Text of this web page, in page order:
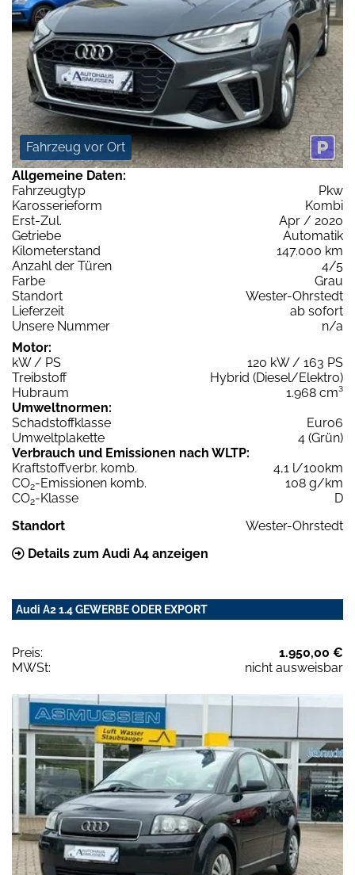
Fahrzeug vor Ort
Allgemeine Daten:
Fahrzeugtyp
Pkw
Karosserieform
Kombi
Erst-Zul.
Apr / 2020
Getriebe
Automatik
Kilometerstand
147.000 km
Anzahl der Türen
4/5
Farbe
Grau
Standort
Wester-Ohrstedt
Lieferzeit
ab sofort
Unsere Nummer
n/a
Motor:
kW / PS
120 kW / 163 PS
Treibstoff
Hybrid (Diesel/Elektro)
Hubraum
1.968 cm³
Umweltnormen:
Schadstoffklasse
Euro6
Umweltplakette
4 (Grün)
Verbrauch und Emissionen nach WLTP:
Kraftstoffverbr. komb.
4,1 l/100km
CO2-Emissionen komb.
108 g/km
CO2-Klasse
D
Standort
Wester-Ohrstedt
Details zum Audi A4 anzeigen
Audi A2 1.4 GEWERBE ODER EXPORT
Preis:
1.950,00 €
MWSt:
nicht ausweisbar